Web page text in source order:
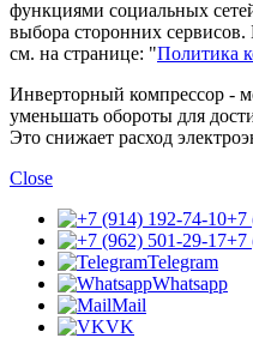
функциями социальных
выбора сторонних
см. на странице: "Политика
Инверторный компрессор -
уменьшать обороты для
Это снижает расход
Close
+7
+7
Telegram
Whatsapp
Mail
VK